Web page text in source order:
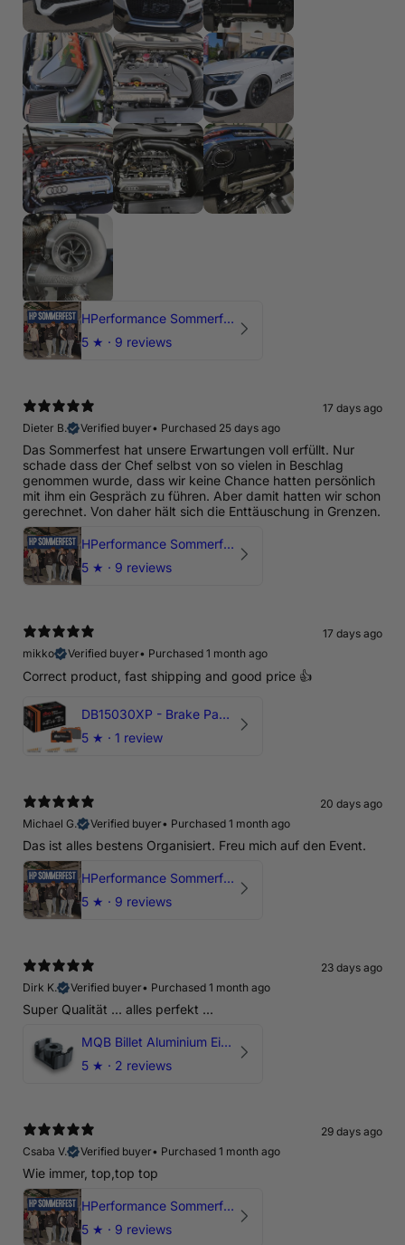
HPerformance Sommerfest 2026
5 ★ · 9 reviews
17 days ago
Dieter B.
Verified buyer• Purchased 25 days ago
Das Sommerfest hat unsere Erwartungen voll erfüllt. Nur
schade dass der Chef selbst von so vielen in Beschlag
genommen wurde, dass wir keine Chance hatten persönlich
mit ihm ein Gespräch zu führen. Aber damit hatten wir schon
gerechnet. Von daher hält sich die Enttäuschung in Grenzen.
HPerformance Sommerfest 2026
5 ★ · 9 reviews
17 days ago
mikko
Verified buyer• Purchased 1 month ago
Correct product, fast shipping and good price 👍
DB15030XP - Brake Pads Xtreme Performance | Front Axle
5 ★ · 1 review
20 days ago
Michael G.
Verified buyer• Purchased 1 month ago
Das ist alles bestens Organisiert. Freu mich auf den Event.
HPerformance Sommerfest 2026
5 ★ · 9 reviews
23 days ago
Dirk K.
Verified buyer• Purchased 1 month ago
Super Qualität ... alles perfekt ...
MQB Billet Aluminium Einsatz Drehmomentstütze - DOGBONE für Audi RS3, TTRS, RSQ3
5 ★ · 2 reviews
29 days ago
Csaba V.
Verified buyer• Purchased 1 month ago
Wie immer, top,top top
HPerformance Sommerfest 2026
5 ★ · 9 reviews